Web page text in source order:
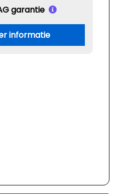
garantie
informatie